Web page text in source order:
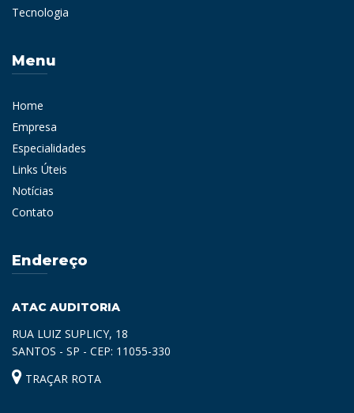
Tecnologia
Menu
Home
Empresa
Especialidades
Links Úteis
Notícias
Contato
Endereço
ATAC AUDITORIA
RUA LUIZ SUPLICY, 18
SANTOS - SP - CEP: 11055-330
TRAÇAR ROTA